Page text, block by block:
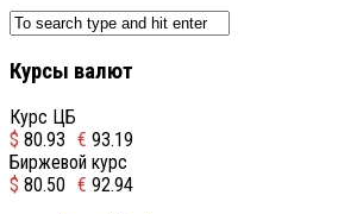
Курсы валют
Курс ЦБ
$ 80.93 € 93.19
Биржевой курс
$ 80.50 € 92.94